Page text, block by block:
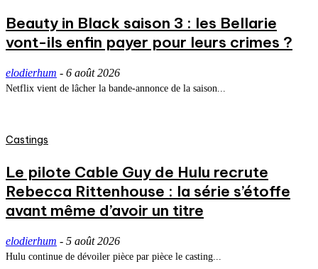
Beauty in Black saison 3 : les Bellarie
vont-ils enfin payer pour leurs crimes ?
elodierhum - 6 août 2026
Netflix vient de lâcher la bande-annonce de la saison...
Castings
Le pilote Cable Guy de Hulu recrute
Rebecca Rittenhouse : la série s’étoffe
avant même d’avoir un titre
elodierhum - 5 août 2026
Hulu continue de dévoiler pièce par pièce le casting...